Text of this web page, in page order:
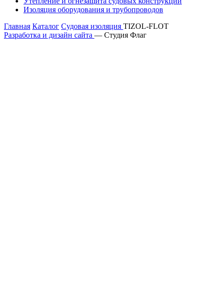
Изоляция оборудования и трубопроводов
Главная Каталог Судовая изоляция TIZOL-FLOT
Разработка и дизайн сайта — Студия Флаг